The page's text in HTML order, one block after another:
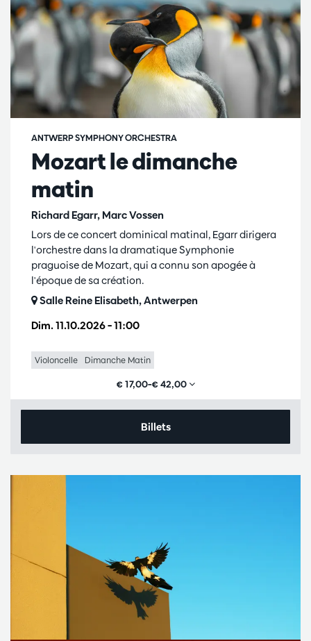
Mozart le dimanche
matin
Richard Egarr, Marc Vossen
ANTWERP SYMPHONY ORCHESTRA
Dim. 11.10.2026– 11:00
Lors de ce concert dominical matinal, Egarr dirigera
l'orchestre dans la dramatique Symphonie
praguoise de Mozart, qui a connu son apogée à
l'époque de sa création.
Salle Reine Elisabeth, Antwerpen
Violoncelle Dimanche Matin
€ 17,00–€ 42,00
Billets